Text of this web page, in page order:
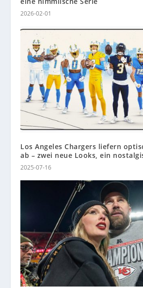
2026-02-01
Los Angeles Chargers liefern
ab – zwei neue Looks, ein
2025-07-16